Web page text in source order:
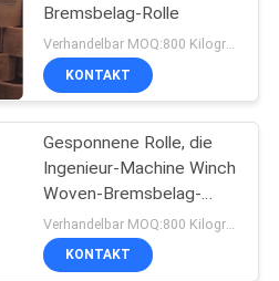
Bremsbelag-Rolle
KONTAKT
Gesponnene Rolle, die
Ingenieur-Machine Winch
Woven-Bremsbelag-
materielles Bremsband
zeichnet
KONTAKT